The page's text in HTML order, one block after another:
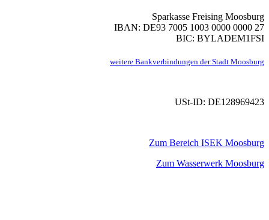
Sparkasse Freising Moosburg
IBAN: DE93 7005 1003 0000 0000 27
BIC: BYLADEM1FSI
weitere Bankverbindungen der Stadt Moosburg
USt-ID: DE128969423
Zum Bereich ISEK Moosburg
Zum Wasserwerk Moosburg